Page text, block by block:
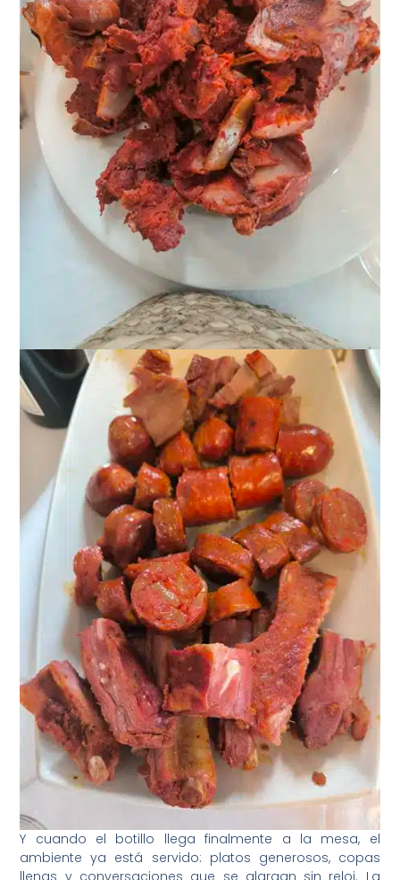
Y cuando el botillo llega finalmente a la mesa, el
ambiente ya está servido: platos generosos, copas
llenas y conversaciones que se alargan sin reloj. La